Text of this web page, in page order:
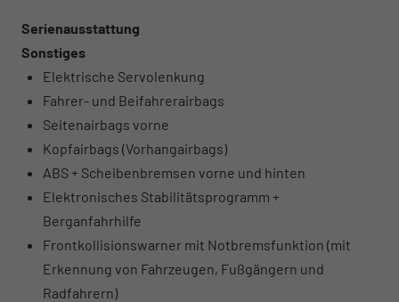
Serienausstattung
Sonstiges
Elektrische Servolenkung
Fahrer- und Beifahrerairbags
Seitenairbags vorne
Kopfairbags (Vorhangairbags)
ABS + Scheibenbremsen vorne und hinten
Elektronisches Stabilitätsprogramm +
Berganfahrhilfe
Frontkollisionswarner mit Notbremsfunktion (mit
Erkennung von Fahrzeugen, Fußgängern und
Radfahrern)